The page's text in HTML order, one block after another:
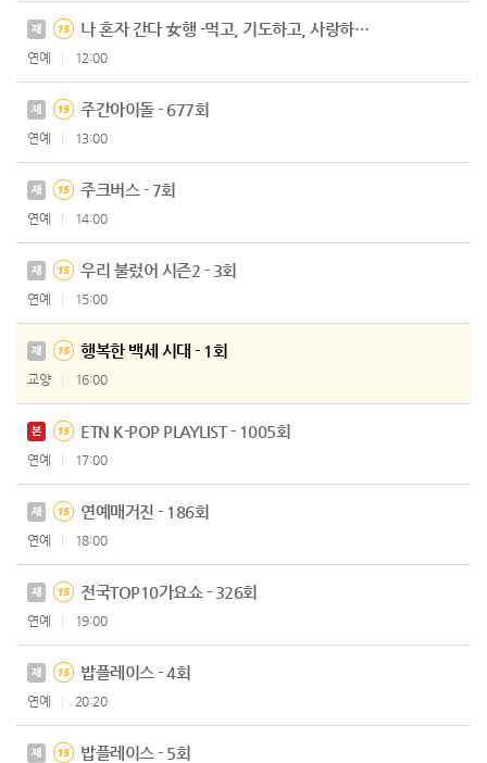
재 나 혼자 간다 女행 -먹고, 기도하고, 사랑하라 - 2회
연예 12:00
재 주간아이돌 - 677회
연예 13:00
재 주크버스 - 7회
연예 14:00
재 우리 불렀어 시즌2 - 3회
연예 15:00
재 행복한 백세 시대 - 1회
교양 16:00
본 ETN K-POP PLAYLIST - 1005회
연예 17:00
재 연예매거진 - 186회
연예 18:00
재 전국TOP10가요쇼 - 326회
연예 19:00
재 밥플레이스 - 4회
연예 20:20
재 밥플레이스 - 5회